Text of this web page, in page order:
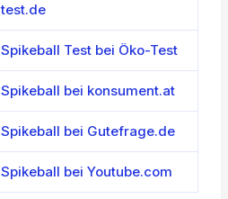
test.de
Spikeball Test bei Öko-Test
Spikeball bei konsument.at
Spikeball bei Gutefrage.de
Spikeball bei Youtube.com